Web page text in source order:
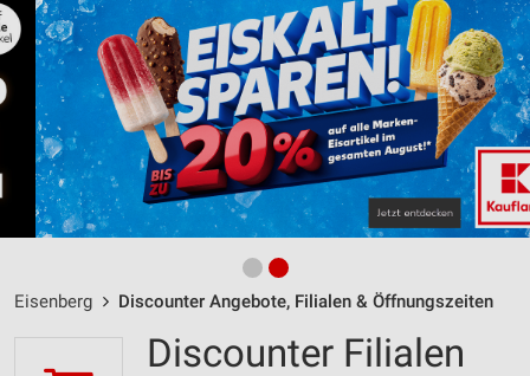
Eisenberg Discounter Angebote, Filialen & Öffnungszeiten
Discounter Filialen